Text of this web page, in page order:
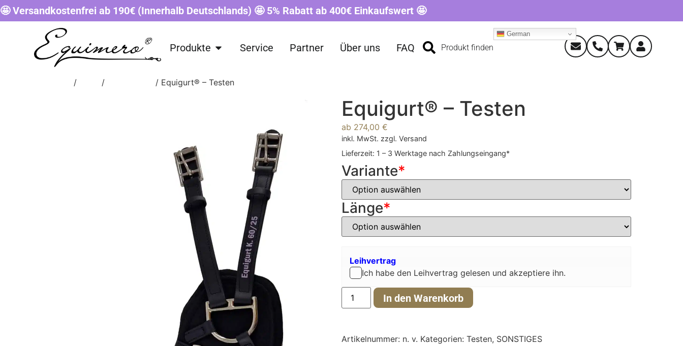
🤩 Versandkostenfrei ab 190€ (Innerhalb Deutschlands) 🤩 5% Rabatt ab 400€ Einkaufswert 🤩
Produkte Service Partner Über uns FAQ Produkt finden
German
/ / / Equigurt® – Testen
Equigurt® – Testen
ab 274,00 €
inkl. MwSt. zzgl. Versand
Lieferzeit: 1 – 3 Werktage nach Zahlungseingang*
*
Variante
*
Länge
Leihvertrag
Ich habe den Leihvertrag gelesen und akzeptiere ihn.
In den Warenkorb
Artikelnummer: n. v. Kategorien: Testen, SONSTIGES